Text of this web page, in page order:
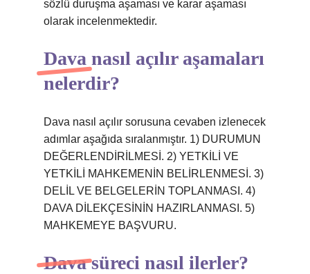
sözlü duruşma aşaması ve karar aşaması
olarak incelenmektedir.
Dava nasıl açılır aşamaları
nelerdir?
Dava nasıl açılır sorusuna cevaben izlenecek
adımlar aşağıda sıralanmıştır. 1) DURUMUN
DEĞERLENDİRİLMESİ. 2) YETKİLİ VE
YETKİLİ MAHKEMENİN BELİRLENMESİ. 3)
DELİL VE BELGELERİN TOPLANMASI. 4)
DAVA DİLEKÇESİNİN HAZIRLANMASI. 5)
MAHKEMEYE BAŞVURU.
Dava süreci nasıl ilerler?